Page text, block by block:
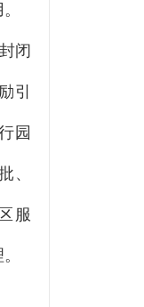
闭
引
园
、
服